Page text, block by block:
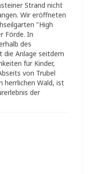
Strand nicht
Wir eröffneten
"High
Förde. In
des
die Anlage seitdem
für Kinder,
von Trubel
herrlichen Wald, ist
der